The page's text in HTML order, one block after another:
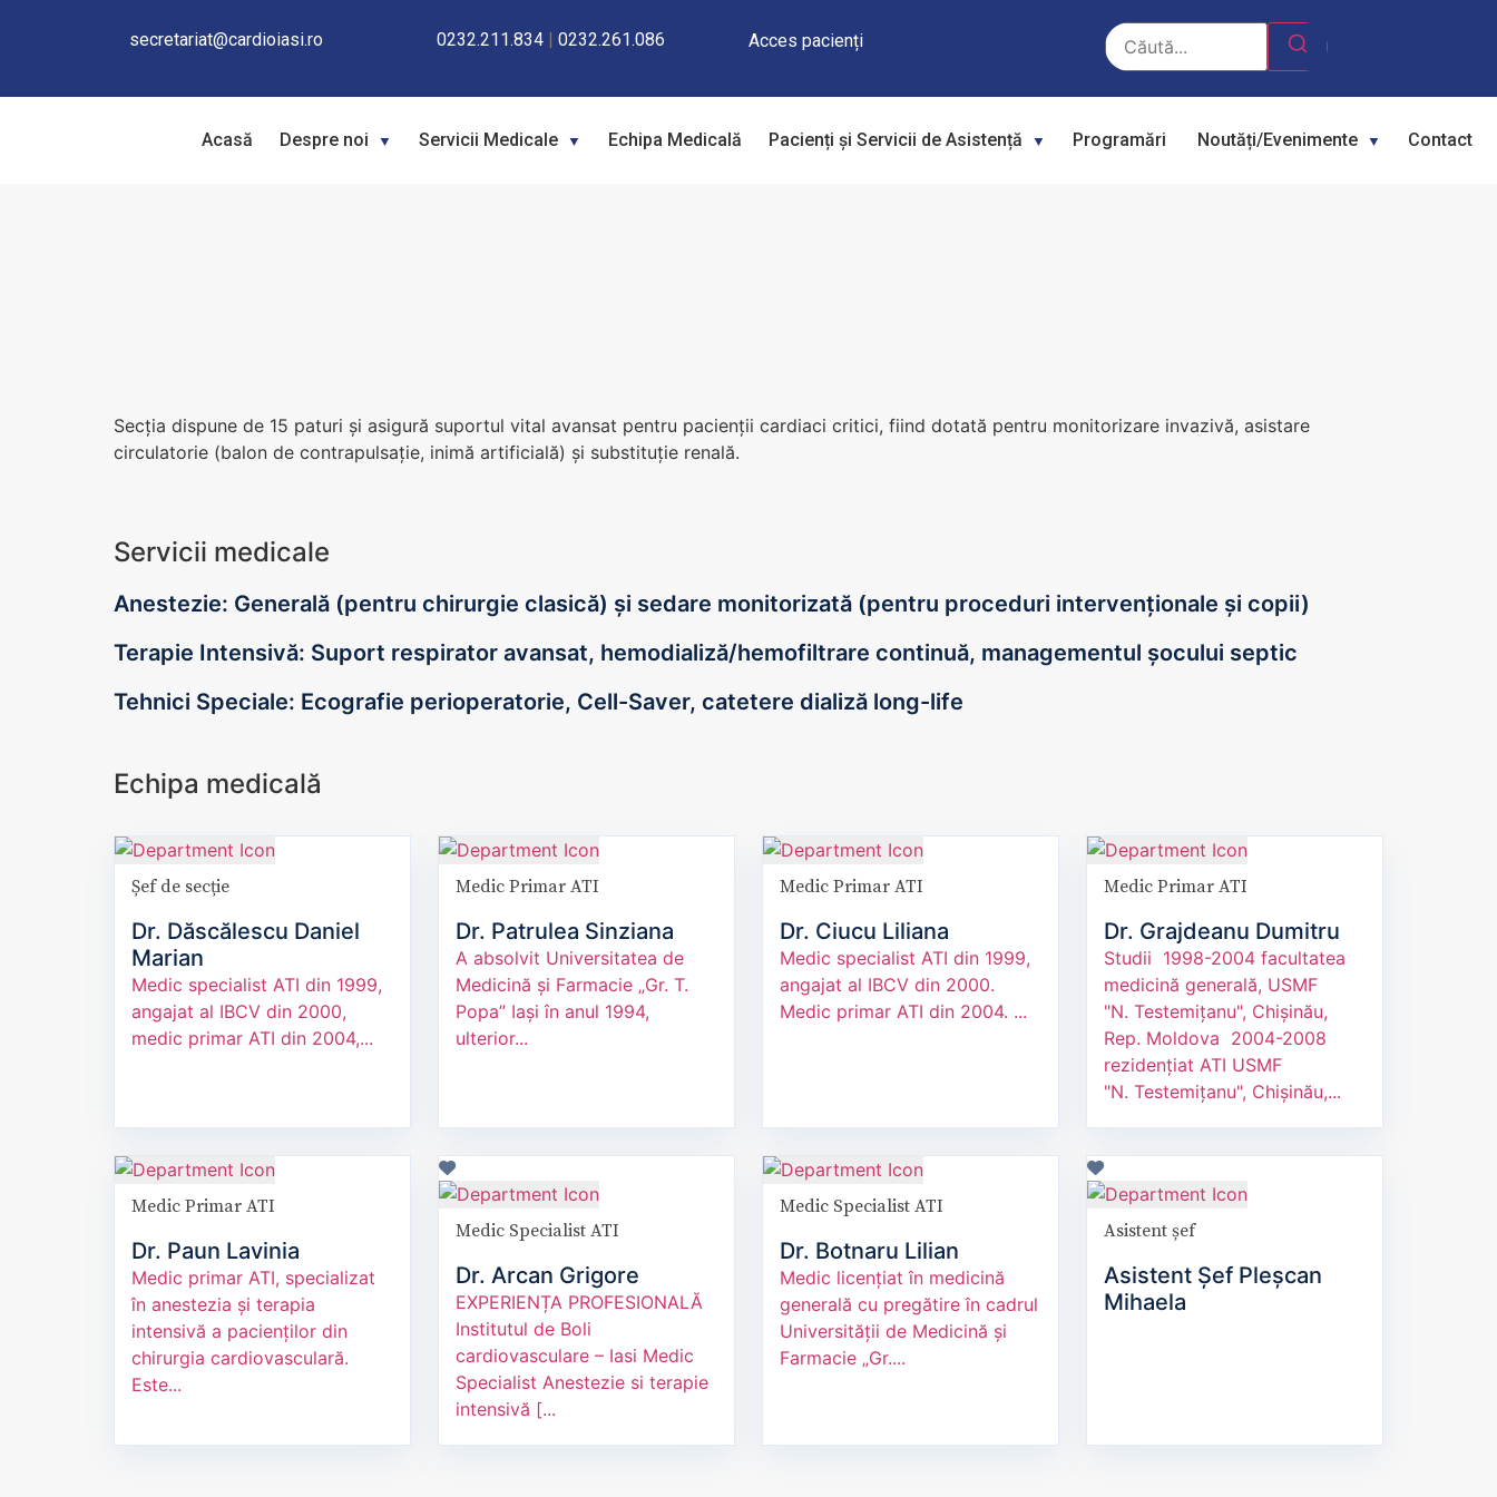
secretariat@cardioiasi.ro 0232.211.834 | 0232.261.086 Acces pacienți
Acasă Despre noi Servicii Medicale Echipa Medicală Pacienți și Servicii de Asistență Programări Noutăți/Evenimente Contact
Secția dispune de 15 paturi și asigură suportul vital avansat pentru pacienții cardiaci critici, fiind dotată pentru monitorizare invazivă, asistare
circulatorie (balon de contrapulsație, inimă artificială) și substituție renală.
Servicii medicale
Anestezie: Generală (pentru chirurgie clasică) și sedare monitorizată (pentru proceduri intervenționale și copii)
Terapie Intensivă: Suport respirator avansat, hemodializă/hemofiltrare continuă, managementul șocului septic
Tehnici Speciale: Ecografie perioperatorie, Cell-Saver, catetere dializă long-life
Echipa medicală
Șef de secție
Dr. Dăscălescu Daniel
Marian
Medic specialist ATI din 1999,
angajat al IBCV din 2000,
medic primar ATI din 2004,...
Medic Primar ATI
Dr. Patrulea Sinziana
A absolvit Universitatea de
Medicină și Farmacie „Gr. T.
Popa” Iași în anul 1994,
ulterior...
Medic Primar ATI
Dr. Ciucu Liliana
Medic specialist ATI din 1999,
angajat al IBCV din 2000.
Medic primar ATI din 2004. ...
Medic Primar ATI
Dr. Grajdeanu Dumitru
Studii 1998-2004 facultatea
medicină generală, USMF
"N. Testemițanu", Chișinău,
Rep. Moldova 2004-2008
rezidențiat ATI USMF
"N. Testemițanu", Chișinău,...
Medic Primar ATI
Dr. Paun Lavinia
Medic primar ATI, specializat
în anestezia și terapia
intensivă a pacienților din
chirurgia cardiovasculară.
Este...
Medic Specialist ATI
Dr. Arcan Grigore
EXPERIENȚA PROFESIONALĂ
Institutul de Boli
cardiovasculare – Iasi Medic
Specialist Anestezie si terapie
intensivă [...
Medic Specialist ATI
Dr. Botnaru Lilian
Medic licențiat în medicină
generală cu pregătire în cadrul
Universității de Medicină și
Farmacie „Gr....
Asistent șef
Asistent Șef Pleșcan
Mihaela